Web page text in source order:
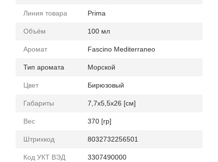
Линия товара Prima
Объём 100 мл
Аромат Fascino Mediterraneo
Тип аромата Морской
Цвет Бирюзовый
Габариты 7,7x5,5x26 [см]
Вес 370 [гр]
Штрихкод 8032732256501
Код УКТ ВЭД 3307490000